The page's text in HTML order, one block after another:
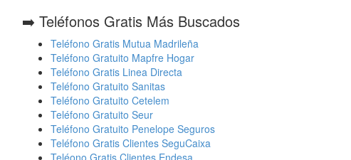
➡️ Teléfonos Gratis Más Buscados
Teléfono Gratis Mutua Madrileña
Teléfono Gratuito Mapfre Hogar
Teléfono Gratis Linea Directa
Teléfono Gratuito Sanitas
Teléfono Gratuito Cetelem
Teléfono Gratuito Seur
Teléfono Gratuito Penelope Seguros
Teléfono Gratis Clientes SeguCaixa
Teléono Gratis Clientes Endesa